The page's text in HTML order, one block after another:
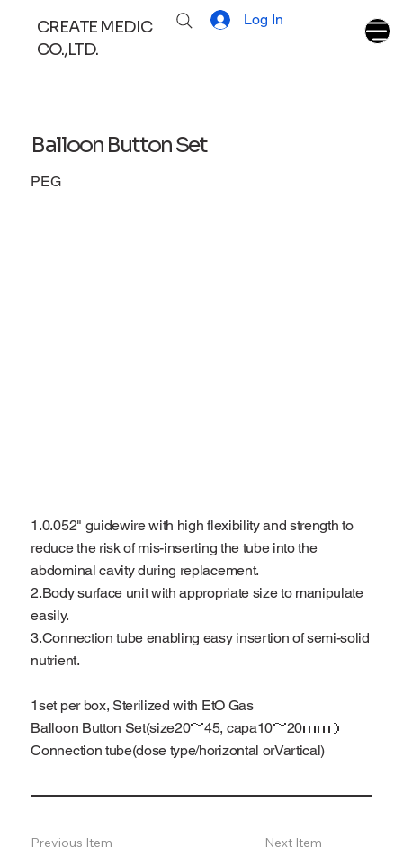
CREATE MEDIC
CO.,LTD.
Log In
Balloon Button Set
PEG
1.0.052" guidewire with high flexibility and strength to
reduce the risk of mis-inserting the tube into the
abdominal cavity during replacement.
2.Body surface unit with appropriate size to manipulate
easily.
3.Connection tube enabling easy insertion of semi-solid
nutrient.
1set per box, Sterilized with EtO Gas
Balloon Button Set(size20～45, capa10～20ｍｍ）
Connection tube(dose type/horizontal orVartical)
Previous Item Next Item